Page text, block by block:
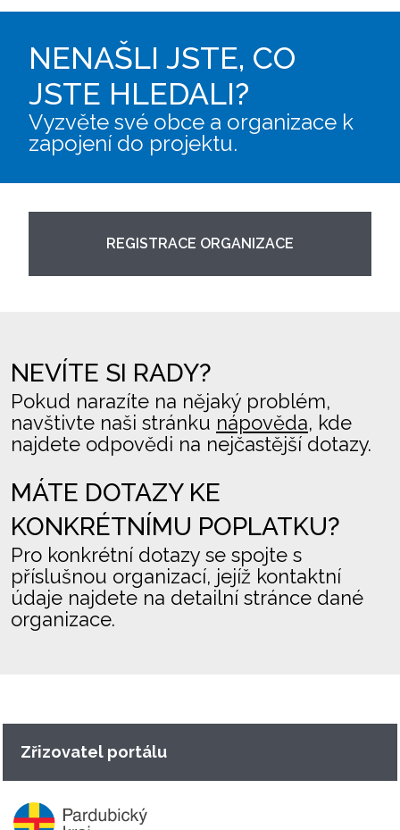
NENAŠLI JSTE, CO
JSTE HLEDALI?
Vyzvěte své obce a organizace k
zapojení do projektu.
REGISTRACE ORGANIZACE
NEVÍTE SI RADY?
Pokud narazíte na nějaký problém,
navštivte naši stránku nápověda, kde
najdete odpovědi na nejčastější dotazy.
MÁTE DOTAZY KE
KONKRÉTNÍMU POPLATKU?
Pro konkrétní dotazy se spojte s
příslušnou organizací, jejíž kontaktní
údaje najdete na detailní stránce dané
organizace.
Zřizovatel portálu